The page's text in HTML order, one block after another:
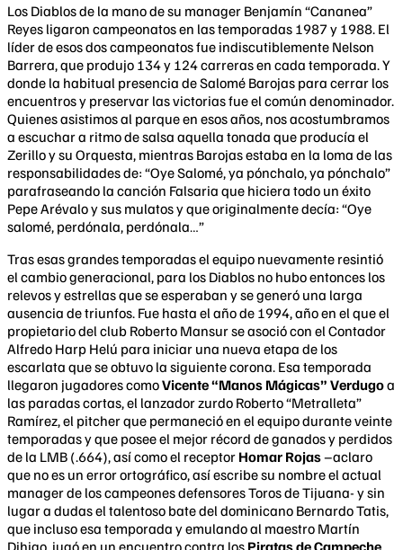
Los Diablos de la mano de su manager Benjamín “Cananea”
Reyes ligaron campeonatos en las temporadas 1987 y 1988. El
líder de esos dos campeonatos fue indiscutiblemente Nelson
Barrera, que produjo 134 y 124 carreras en cada temporada. Y
donde la habitual presencia de Salomé Barojas para cerrar los
encuentros y preservar las victorias fue el común denominador.
Quienes asistimos al parque en esos años, nos acostumbramos
a escuchar a ritmo de salsa aquella tonada que producía el
Zerillo y su Orquesta, mientras Barojas estaba en la loma de las
responsabilidades de: “Oye Salomé, ya pónchalo, ya pónchalo”
parafraseando la canción Falsaria que hiciera todo un éxito
Pepe Arévalo y sus mulatos y que originalmente decía: “Oye
salomé, perdónala, perdónala…”
Tras esas grandes temporadas el equipo nuevamente resintió
el cambio generacional, para los Diablos no hubo entonces los
relevos y estrellas que se esperaban y se generó una larga
ausencia de triunfos. Fue hasta el año de 1994, año en el que el
propietario del club Roberto Mansur se asoció con el Contador
Alfredo Harp Helú para iniciar una nueva etapa de los
escarlata que se obtuvo la siguiente corona. Esa temporada
llegaron jugadores comoVicente “Manos Mágicas” Verdugoa
las paradas cortas, el lanzador zurdo Roberto “Metralleta”
Ramírez, el pitcher que permaneció en el equipo durante veinte
temporadas y que posee el mejor récord de ganados y perdidos
de la LMB (.664), así como el receptor Homar Rojas–aclaro
que no es un error ortográfico, así escribe su nombre el actual
manager de los campeones defensores Toros de Tijuana- y sin
lugar a dudas el talentoso bate del dominicano Bernardo Tatis,
que incluso esa temporada y emulando al maestro Martín
Dihigo, jugó en un encuentro contra los Piratas de Campeche